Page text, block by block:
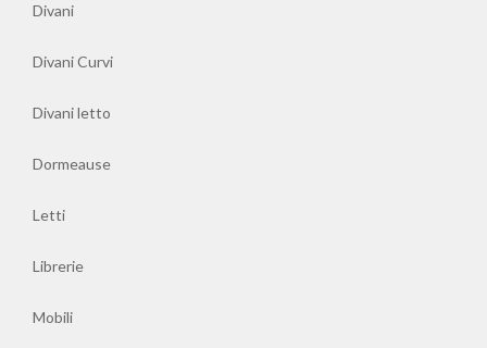
Letti
e
Poltrone
Divani
Divani Curvi
Divani letto
Dormeause
Letti
Librerie
Mobili